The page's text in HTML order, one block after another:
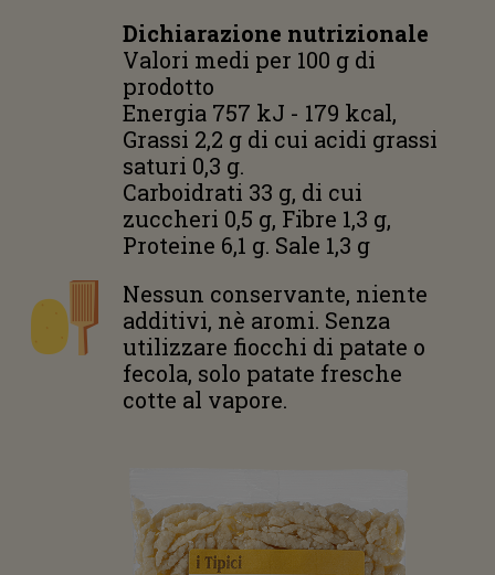
Dichiarazione nutrizionale
Valori medi per 100 g di
prodotto
Energia 757 kJ - 179 kcal,
Grassi 2,2 g di cui acidi grassi
saturi 0,3 g.
Carboidrati 33 g, di cui
zuccheri 0,5 g, Fibre 1,3 g,
Proteine 6,1 g. Sale 1,3 g
Nessun conservante, niente
additivi, nè aromi. Senza
utilizzare fiocchi di patate o
fecola, solo patate fresche
cotte al vapore.